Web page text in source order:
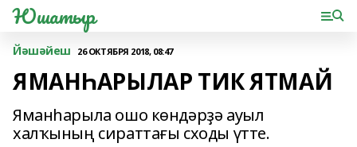
Юшатыр
Йәшәйеш 26 ОКТЯБРЯ 2018, 08:47
ЯМАНҺАРЫЛАР ТИК ЯТМАЙ
Яманһарыла ошо көндәрҙә ауыл
халҡының сираттағы сходы үтте.